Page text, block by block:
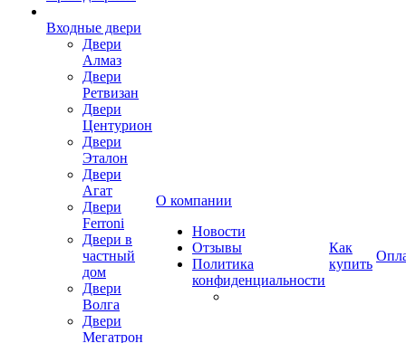
Входные двери
Двери
Алмаз
Двери
Ретвизан
Двери
Центурион
Двери
Эталон
Двери
Агат
Двери
Ferroni
Двери в
частный
дом
Двери
Волга
Двери
Мегатрон
О компании
Новости
Отзывы
Политика
конфиденциальности
Как
купить